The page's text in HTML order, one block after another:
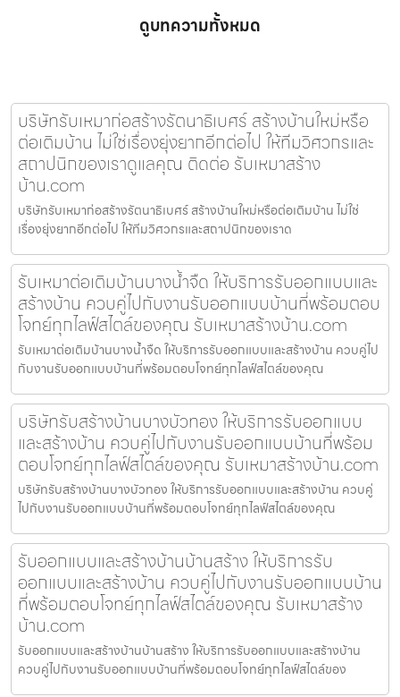
ดูบทความทั้งหมด
บริษัทรับเหมาก่อสร้างรัตนาธิเบศร์ สร้างบ้านใหม่หรือ
ต่อเติมบ้าน ไม่ใช่เรื่องยุ่งยากอีกต่อไป ให้ทีมวิศวกรและ
สถาปนิกของเราดูแลคุณ ติดต่อ รับเหมาสร้าง
บ้าน.com
บริษัทรับเหมาก่อสร้างรัตนาธิเบศร์ สร้างบ้านใหม่หรือต่อเติมบ้าน ไม่ใช่
เรื่องยุ่งยากอีกต่อไป ให้ทีมวิศวกรและสถาปนิกของเราด
รับเหมาต่อเติมบ้านบางน้ำจืด ให้บริการรับออกแบบและ
สร้างบ้าน ควบคู่ไปกับงานรับออกแบบบ้านที่พร้อมตอบ
โจทย์ทุกไลฟ์สไตล์ของคุณ รับเหมาสร้างบ้าน.com
รับเหมาต่อเติมบ้านบางน้ำจืด ให้บริการรับออกแบบและสร้างบ้าน ควบคู่ไป
กับงานรับออกแบบบ้านที่พร้อมตอบโจทย์ทุกไลฟ์สไตล์ของคุณ
บริษัทรับสร้างบ้านบางบัวทอง ให้บริการรับออกแบบ
และสร้างบ้าน ควบคู่ไปกับงานรับออกแบบบ้านที่พร้อม
ตอบโจทย์ทุกไลฟ์สไตล์ของคุณ รับเหมาสร้างบ้าน.com
บริษัทรับสร้างบ้านบางบัวทอง ให้บริการรับออกแบบและสร้างบ้าน ควบคู่
ไปกับงานรับออกแบบบ้านที่พร้อมตอบโจทย์ทุกไลฟ์สไตล์ของคุณ
รับออกแบบและสร้างบ้านบ้านสร้าง ให้บริการรับ
ออกแบบและสร้างบ้าน ควบคู่ไปกับงานรับออกแบบบ้าน
ที่พร้อมตอบโจทย์ทุกไลฟ์สไตล์ของคุณ รับเหมาสร้าง
บ้าน.com
รับออกแบบและสร้างบ้านบ้านสร้าง ให้บริการรับออกแบบและสร้างบ้าน
ควบคู่ไปกับงานรับออกแบบบ้านที่พร้อมตอบโจทย์ทุกไลฟ์สไตล์ของ